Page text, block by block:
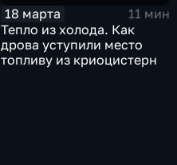
18 марта
11 мин
Тепло из холода. Как
дрова уступили место
топливу из криоцистерн